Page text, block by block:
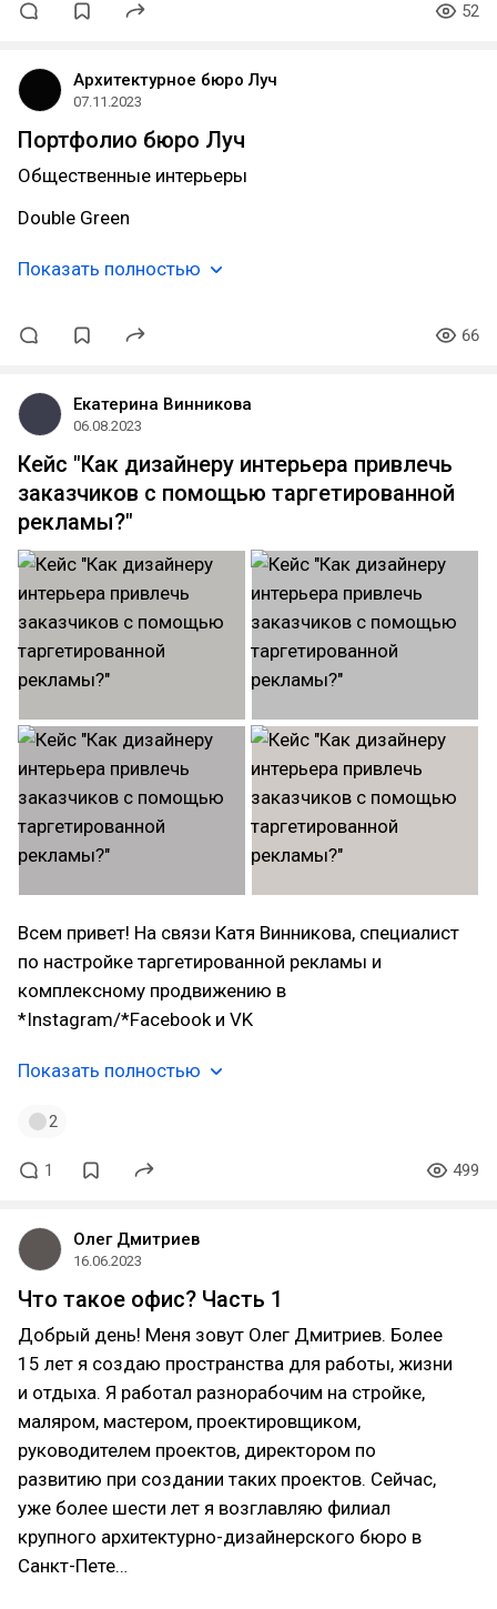
52
Архитектурное бюро Луч
07.11.2023
Портфолио бюро Луч
Общественные интерьеры
Double Green
Показать полностью
66
Екатерина Винникова
06.08.2023
Кейс "Как дизайнеру интерьера привлечь
заказчиков с помощью таргетированной
рекламы?"
Всем привет! На связи Катя Винникова, специалист
по настройке таргетированной рекламы и
комплексному продвижению в
*Instagram/*Facebook и VK
Показать полностью
2
1 499
Олег Дмитриев
16.06.2023
Что такое офис? Часть 1
Добрый день! Меня зовут Олег Дмитриев. Более
15 лет я создаю пространства для работы, жизни
и отдыха. Я работал разнорабочим на стройке,
маляром, мастером, проектировщиком,
руководителем проектов, директором по
развитию при создании таких проектов. Сейчас,
уже более шести лет я возглавляю филиал
крупного архитектурно-дизайнерского бюро в
Санкт-Пете…